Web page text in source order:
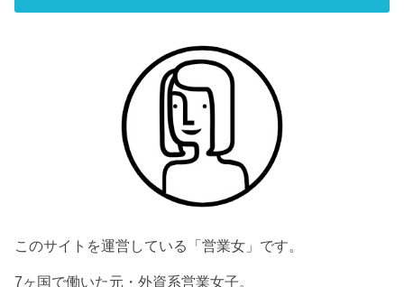
このサイトを運営している「営業女」です。
7ヶ国で働いた元・外資系営業女子。